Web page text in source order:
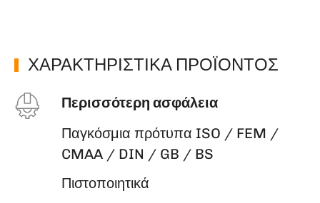
ΧΑΡΑΚΤΗΡΙΣΤΙΚΑ ΠΡΟΪΟΝΤΟΣ
Περισσότερη ασφάλεια
Παγκόσμια πρότυπα ISO / FEM /
CMAA / DIN / GB / BS
Πιστοποιητικά